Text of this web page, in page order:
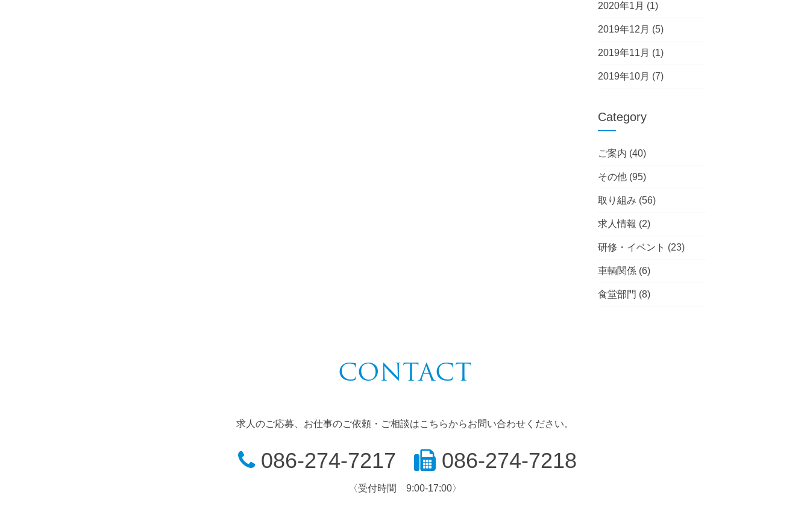
2020年1月 (1)
2019年12月 (5)
2019年11月 (1)
2019年10月 (7)
Category
ご案内 (40)
その他 (95)
取り組み (56)
求人情報 (2)
研修・イベント (23)
車輌関係 (6)
食堂部門 (8)
CONTACT
求人のご応募、お仕事のご依頼・ご相談はこちらからお問い合わせください。
086-274-7217 086-274-7218
〈受付時間 9:00-17:00〉